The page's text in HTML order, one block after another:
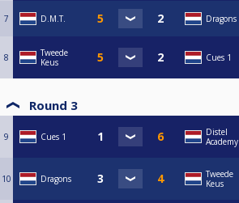
7 D.M.T. Dragons
8
Tweede
Keus
Cues 1
Round 3
9 Cues 1
Distel
Academy
10 Dragons
Tweede
Keus